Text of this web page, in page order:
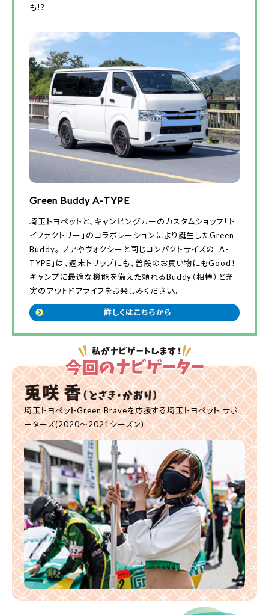
も!?
Green Buddy A-TYPE
埼玉トヨペットと、キャンピングカーのカスタムショップ「ト
イファクトリー」のコラボレーションにより誕生したGreen
Buddy。 ノアやヴォクシーと同じコンパクトサイズの「A-
TYPE」は、週末トリップにも、普段のお買い物にもGood！
キャンプに最適な機能を備えた頼れるBuddy（相棒）と充
実のアウトドアライフをお楽しみください。
詳しくはこちらから
埼玉トヨペットGreen Braveを応援する埼玉トヨペット サポ
ーターズ(2020〜2021シーズン)